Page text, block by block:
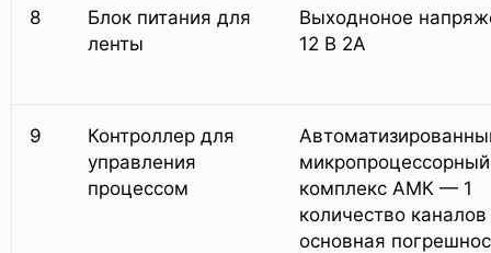
8
Блок питания для
ленты
Выходноное
12 В 2А
9
Контроллер для
управления
процессом
микропроцессорный
комплекс АМК — 1
количество
основная